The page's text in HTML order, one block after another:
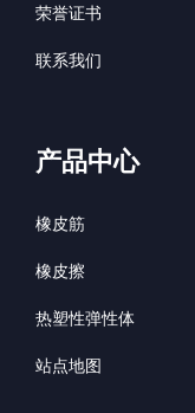
荣誉证书
联系我们
产品中心
橡皮筋
橡皮擦
热塑性弹性体
站点地图